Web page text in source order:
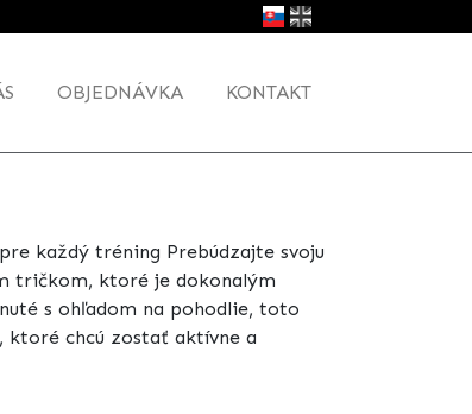
OBJEDNÁVKA KONTAKT
každý tréning Prebúdzajte svoju
tričkom, ktoré je dokonalým
s ohľadom na pohodlie, toto
ktoré chcú zostať aktívne a